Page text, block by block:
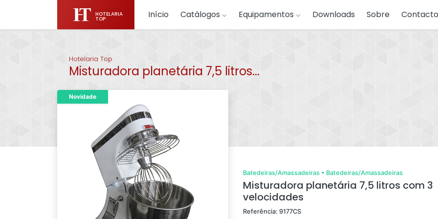
HOTELARIA
TOP Início Catálogos Equipamentos Downloads Sobre
Hotelaria Top
Misturadora planetária 7,5 litros...
Novidade
Batedeiras/Amassadeiras • Batedeiras/Amassadeiras
Misturadora planetária 7,5 litros com 3
velocidades
Referência: 9177CS